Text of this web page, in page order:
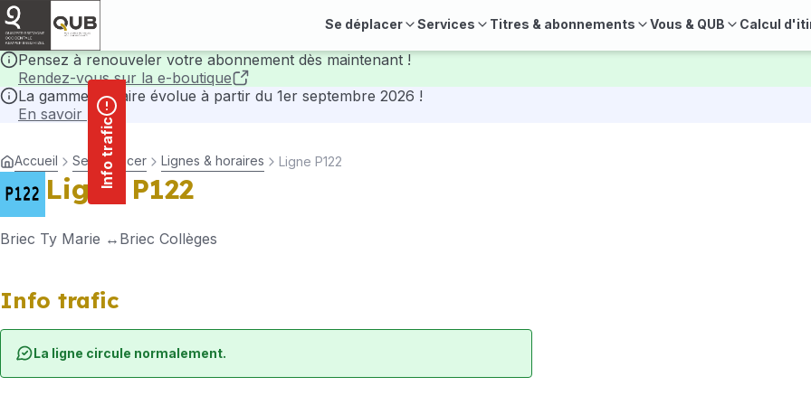
principal
Se déplacer Services Titres & abonnements Vous & QUB Calcul
Pensez à renouveler votre abonnement dès maintenant !
Rendez-vous sur la e-boutique
La gamme tarifaire évolue à partir du 1er septembre 2026 !
En savoir plus
Info trafic
Accueil Se déplacer Lignes & horaires Ligne P122
Ligne P122
Briec Ty Marie Briec Collèges
Info trafic
La ligne circule normalement.
Panneau de gestion des cookies